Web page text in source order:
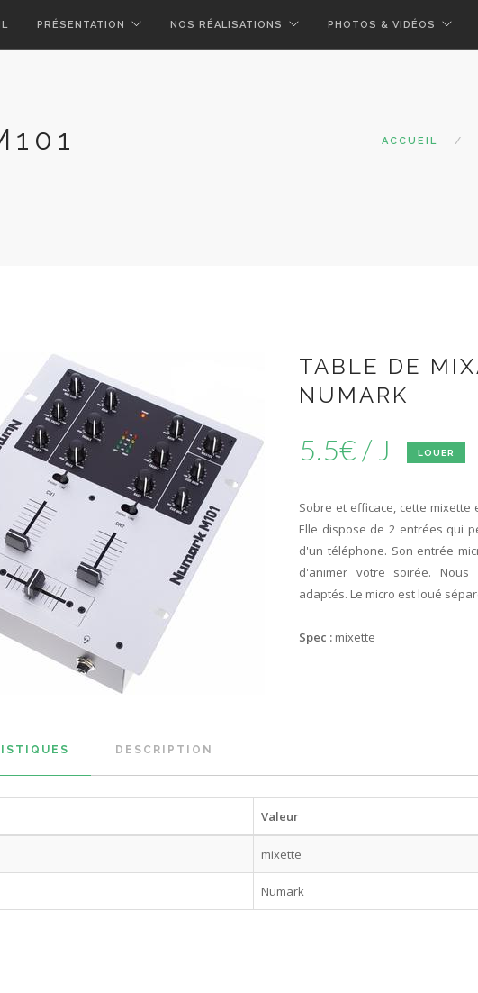
PRÉSENTATION NOS RÉALISATIONS PHOTOS & VIDÉOS
ACCUEIL
TABLE DE
NUMARK
5.5€ / J LOUER
Sobre et efficace, cette
Elle dispose de 2 entrées qui
d'un téléphone. Son entrée
d'animer votre soirée.
adaptés. Le micro est loué
Spec : mixette
DESCRIPTION
Valeur
mixette
Numark